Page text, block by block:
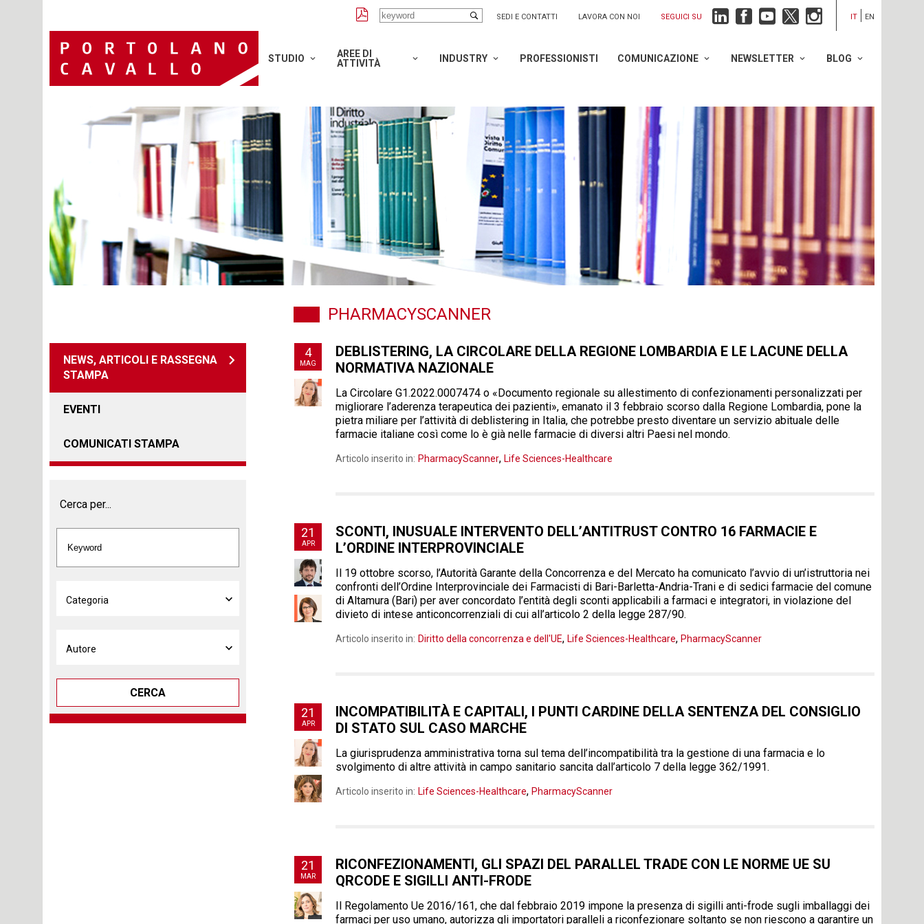
SEDI E CONTATTI LAVORA CON NOI SEGUICI SU IT EN
STUDIO
AREE DI
ATTIVITÀ
INDUSTRY PROFESSIONISTI COMUNICAZIONE NEWSLETTER BLOG
PHARMACYSCANNER
NEWS, ARTICOLI E RASSEGNA
STAMPA
EVENTI
COMUNICATI STAMPA
Cerca per...
CERCA
4
MAG
DEBLISTERING, LA CIRCOLARE DELLA REGIONE LOMBARDIA E LE LACUNE DELLA
NORMATIVA NAZIONALE
La Circolare G1.2022.0007474 o «Documento regionale su allestimento di confezionamenti personalizzati per
migliorare l’aderenza terapeutica dei pazienti», emanato il 3 febbraio scorso dalla Regione Lombardia, pone la
pietra miliare per l’attività di deblistering in Italia, che potrebbe presto diventare un servizio abituale delle
farmacie italiane così come lo è già nelle farmacie di diversi altri Paesi nel mondo.
Articolo inserito in: PharmacyScanner, Life Sciences-Healthcare
21
APR
SCONTI, INUSUALE INTERVENTO DELL’ANTITRUST CONTRO 16 FARMACIE E
L’ORDINE INTERPROVINCIALE
Il 19 ottobre scorso, l’Autorità Garante della Concorrenza e del Mercato ha comunicato l’avvio di un’istruttoria nei
confronti dell’Ordine Interprovinciale dei Farmacisti di Bari-Barletta-Andria-Trani e di sedici farmacie del comune
di Altamura (Bari) per aver concordato l’entità degli sconti applicabili a farmaci e integratori, in violazione del
divieto di intese anticoncorrenziali di cui all’articolo 2 della legge 287/90.
Articolo inserito in: Diritto della concorrenza e dell'UE, Life Sciences-Healthcare, PharmacyScanner
21
APR
INCOMPATIBILITÀ E CAPITALI, I PUNTI CARDINE DELLA SENTENZA DEL CONSIGLIO
DI STATO SUL CASO MARCHE
La giurisprudenza amministrativa torna sul tema dell’incompatibilità tra la gestione di una farmacia e lo
svolgimento di altre attività in campo sanitario sancita dall’articolo 7 della legge 362/1991.
Articolo inserito in: Life Sciences-Healthcare, PharmacyScanner
21
MAR
RICONFEZIONAMENTI, GLI SPAZI DEL PARALLEL TRADE CON LE NORME UE SU
QRCODE E SIGILLI ANTI-FRODE
Il Regolamento Ue 2016/161, che dal febbraio 2019 impone la presenza di sigilli anti-frode sugli imballaggi dei
farmaci per uso umano, autorizza gli importatori paralleli a riconfezionare soltanto se non riescono a garantire un